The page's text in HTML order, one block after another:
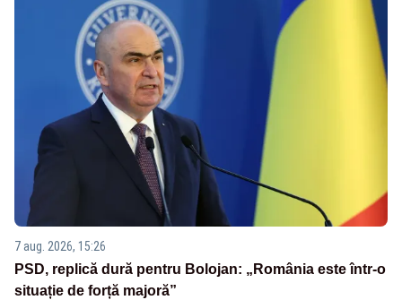
7 aug. 2026, 15:26
PSD, replică dură pentru Bolojan: „România este într-o
situație de forță majoră”